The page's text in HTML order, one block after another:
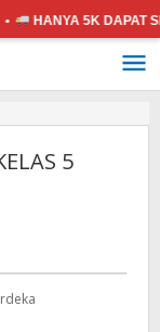
5KDAPAT SEMUA
5